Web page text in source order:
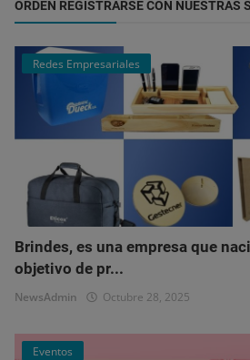
ORDEN REGISTRARSE CON NUESTRAS
Redes Empresariales
Brindes, es una empresa que
objetivo de pr...
NewsAdmin Octubre 28, 2025
Eventos